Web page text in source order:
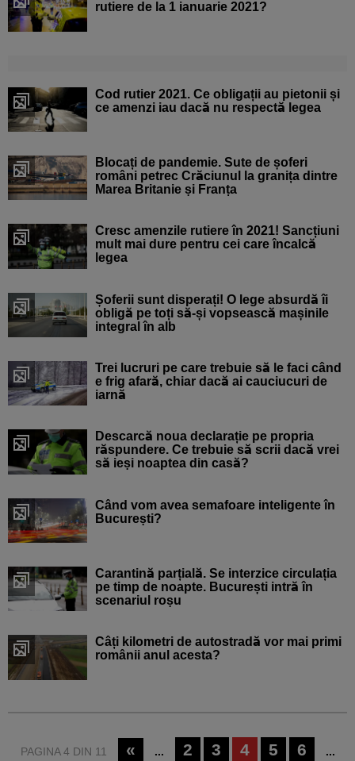
rutiere de la 1 ianuarie 2021?
Cod rutier 2021. Ce obligații au pietonii și
ce amenzi iau dacă nu respectă legea
Blocați de pandemie. Sute de șoferi
români petrec Crăciunul la granița dintre
Marea Britanie și Franța
Cresc amenzile rutiere în 2021! Sancțiuni
mult mai dure pentru cei care încalcă
legea
Șoferii sunt disperați! O lege absurdă îi
obligă pe toți să-și vopsească mașinile
integral în alb
Trei lucruri pe care trebuie să le faci când
e frig afară, chiar dacă ai cauciucuri de
iarnă
Descarcă noua declarație pe propria
răspundere. Ce trebuie să scrii dacă vrei
să ieși noaptea din casă?
Când vom avea semafoare inteligente în
București?
Carantină parțială. Se interzice circulația
pe timp de noapte. București intră în
scenariul roșu
Câți kilometri de autostradă vor mai primi
românii anul acesta?
PAGINA 4 DIN 11 « ... 2 3 4 5 6 ...